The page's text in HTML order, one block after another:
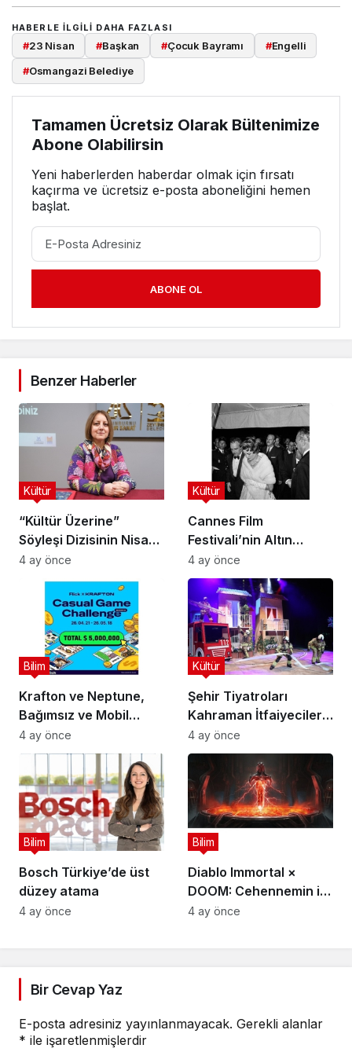
HABERLE ILGILI DAHA FAZLASI
#23 Nisan #Başkan #Çocuk Bayramı #Engelli
#Osmangazi Belediye
Tamamen Ücretsiz Olarak Bültenimize
Abone Olabilirsin
Yeni haberlerden haberdar olmak için fırsatı
kaçırma ve ücretsiz e-posta aboneliğini hemen
başlat.
ABONE OL
Benzer Haberler
“Kültür Üzerine”
Söyleşi Dizisinin Nisan
Ayı Konuğu Doç. Dr.
Gökçe Dervişoğlu
Okandan Oldu!
Kültür
4 ay önce
Cannes Film
Festivali’nin Altın
Çağını Mercek Altına
Alıyor
Kültür
4 ay önce
Krafton ve Neptune,
Bağımsız ve Mobil
Oyun Geliştiricileri İçin
5 Milyon Dolarlık
Küresel Oyun
Yarışmasını Başlattı
Bilim
4 ay önce
Şehir Tiyatroları
Kahraman İtfaiyecilerin
Hikayesini “İtfaiyecinin
Sırrı” Oyunuyla
Anlatıyor
Kültür
4 ay önce
Bosch Türkiye’de üst
düzey atama
Bilim
4 ay önce
Diablo Immortal ×
DOOM: Cehennemin iki
efsanevi vizyonu
Bilim
4 ay önce
Bir Cevap Yaz
E-posta adresiniz yayınlanmayacak. Gerekli alanlar
* ile işaretlenmişlerdir